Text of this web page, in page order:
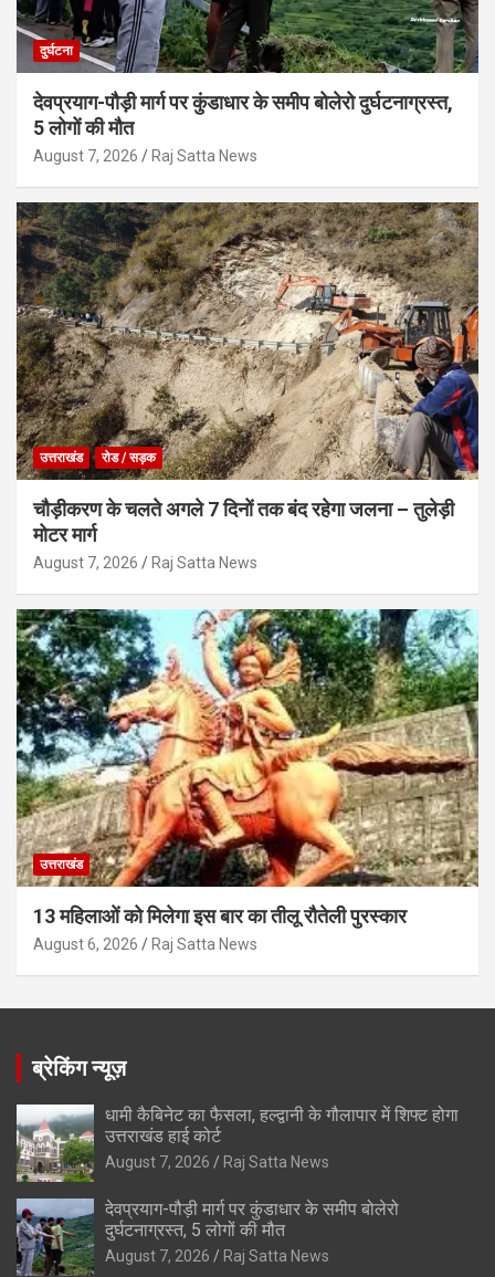
दुर्घटना
देवप्रयाग-पौड़ी मार्ग पर कुंडाधार के समीप बोलेरो दुर्घटनाग्रस्त,
5 लोगों की मौत
August 7, 2026 Raj Satta News
उत्तराखंड रोड / सड़क
चौड़ीकरण के चलते अगले 7 दिनों तक बंद रहेगा जलना – तुलेड़ी
मोटर मार्ग
August 7, 2026 Raj Satta News
उत्तराखंड
13 महिलाओं को मिलेगा इस बार का तीलू रौतेली पुरस्कार
August 6, 2026 Raj Satta News
ब्रेकिंग न्यूज़
धामी कैबिनेट का फैसला, हल्द्वानी के गौलापार में शिफ्ट होगा
उत्तराखंड हाई कोर्ट
August 7, 2026 Raj Satta News
देवप्रयाग-पौड़ी मार्ग पर कुंडाधार के समीप बोलेरो
दुर्घटनाग्रस्त, 5 लोगों की मौत
August 7, 2026 Raj Satta News